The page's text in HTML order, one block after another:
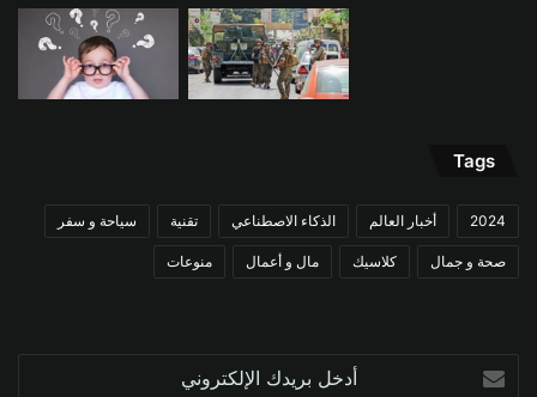
Tags
2024 أخبار العالم الذكاء الاصطناعي تقنية سياحة و سفر
صحة و جمال كلاسيك مال و أعمال منوعات
بريدك